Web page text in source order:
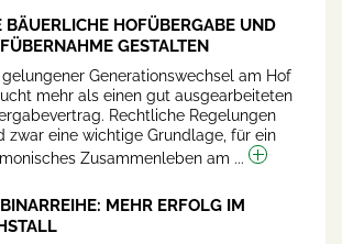
BÄUERLICHE HOFÜBERGABE UND
GESTALTEN
gelungener Generationswechsel am Hof
mehr als einen gut ausgearbeiteten
Rechtliche Regelungen
zwar eine wichtige Grundlage, für ein
Zusammenleben am ...
MEHR ERFOLG IM